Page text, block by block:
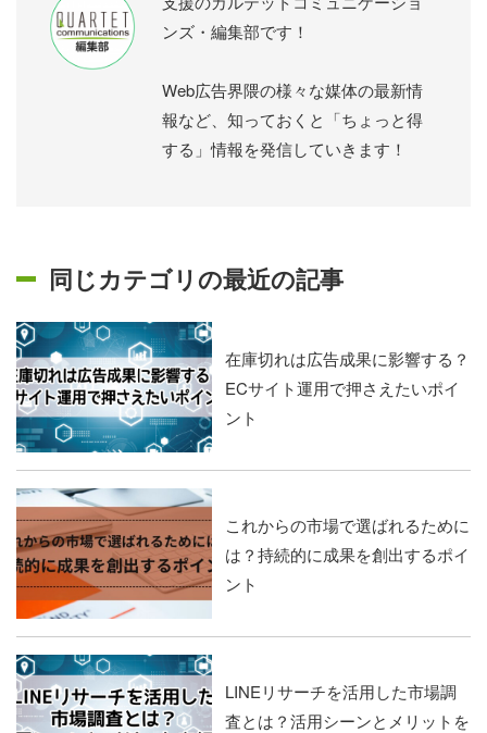
ンズ・編集部です！
Web広告界隈の様々な媒体の最新情
報など、知っておくと「ちょっと得
する」情報を発信していきます！
同じカテゴリの最近の記事
在庫切れは広告成果に影響する？
ECサイト運用で押さえたいポイ
ント
これからの市場で選ばれるために
は？持続的に成果を創出するポイ
ント
LINEリサーチを活用した市場調
査とは？活用シーンとメリットを